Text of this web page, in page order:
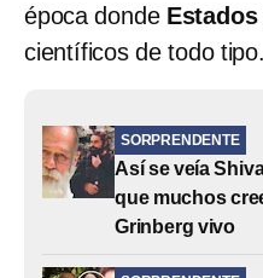
época donde
científicos de todo tipo.
SORPRENDENTE
Así se veía
que muchos
Grinberg vivo